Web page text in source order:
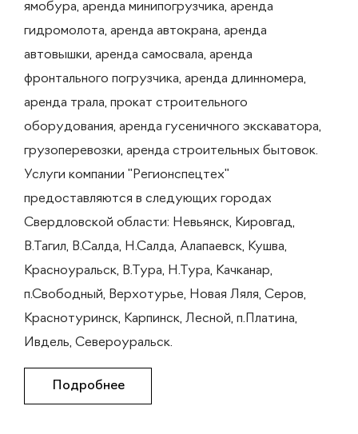
ямобура, аренда минипогрузчика, аренда
гидромолота, аренда автокрана, аренда
автовышки, аренда самосвала, аренда
фронтального погрузчика, аренда длинномера,
аренда трала, прокат строительного
оборудования, аренда гусеничного экскаватора,
грузоперевозки, аренда строительных бытовок.
Услуги компании "Регионспецтех"
предоставляются в следующих городах
Свердловской области: Невьянск, Кировгад,
В.Тагил, В.Салда, Н.Салда, Алапаевск, Кушва,
Красноуральск, В.Тура, Н.Тура, Качканар,
п.Свободный, Верхотурье, Новая Ляля, Серов,
Краснотуринск, Карпинск, Лесной, п.Платина,
Ивдель, Североуральск.
Подробнее